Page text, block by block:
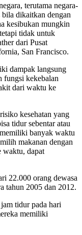
terutama negara-
dikaitkan dengan
kesibukan mungkin
tidak untuk
dari Pusat
San Francisco.
dampak langsung
fungsi kekebalan
dari waktu ke
kesehatan yang
tidur sebentar atau
banyak waktu
makanan dengan
waktu, dapat
22.000 orang dewasa
tahun 2005 dan 2012.
tidur pada hari
memiliki